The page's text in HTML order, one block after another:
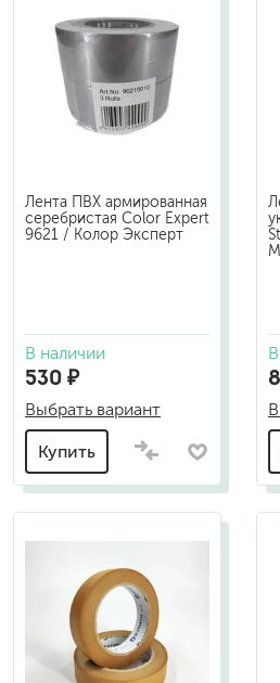
Лента ПВХ армированная
серебристая Color Expert
9621 / Колор Эксперт
В наличии
530 ₽
Выбрать вариант
Купить